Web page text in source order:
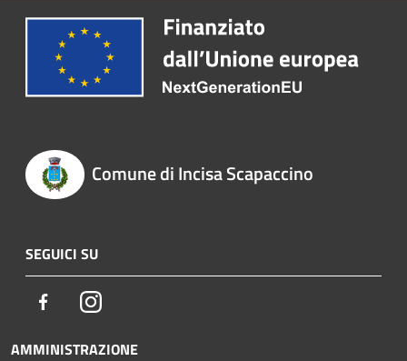
Comune di Incisa Scapaccino
SEGUICI SU
FacebookInstagram
AMMINISTRAZIONE